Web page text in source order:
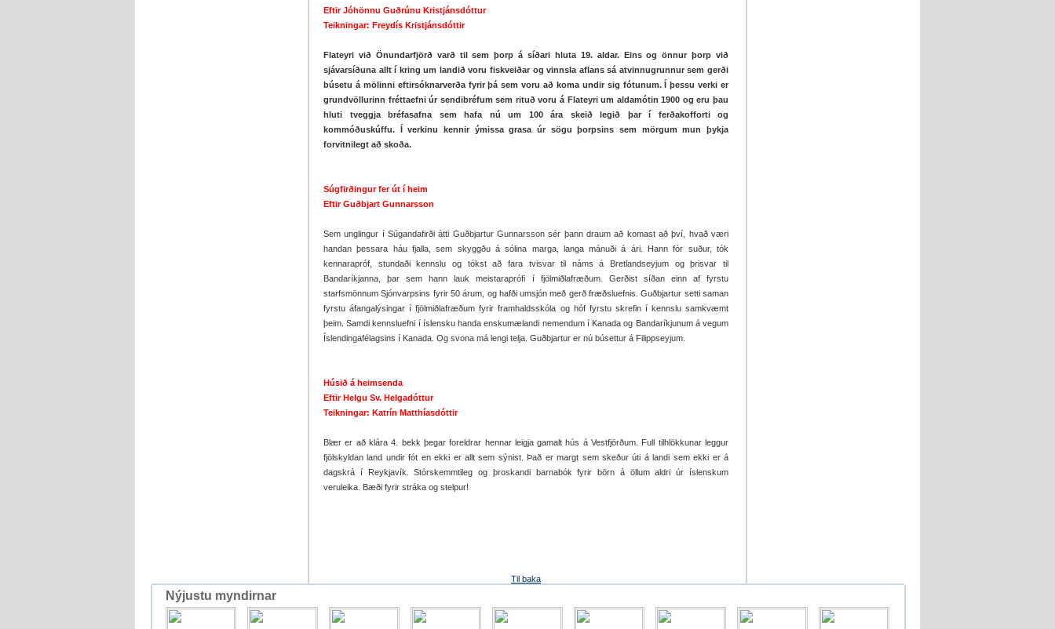
Eftir Jóhönnu Guðrúnu Kristjánsdóttur
Teikningar: Freydís Kristjánsdóttir
Flateyri við Önundarfjörð varð til sem þorp á síðari hluta 19. aldar. Eins og önnur þorp við
sjávarsíðuna allt í kring um landið voru fiskveiðar og vinnsla aflans sá atvinnugrunnur sem gerði
búsetu á mölinni eftirsóknarverða fyrir þá sem voru að koma undir sig fótunum. Í þessu verki er
grundvöllurinn fréttaefni úr sendibréfum sem rituð voru á Flateyri um aldamótin 1900 og eru þau
hluti tveggja bréfasafna sem hafa nú um 100 ára skeið legið þar í ferðakofforti og
kommóðuskúffu. Í verkinu kennir ýmissa grasa úr sögu þorpsins sem mörgum mun þykja
forvitnilegt að skoða.
Súgfirðingur fer út í heim
Eftir Guðbjart Gunnarsson
Sem unglingur í Súgandafirði átti Guðbjartur Gunnarsson sér þann draum að komast að því, hvað væri
handan þessara háu fjalla, sem skyggðu á sólina marga, langa mánuði á ári. Hann fór suður, tók
kennarapróf, stundaði kennslu og tókst að fara tvisvar til náms á Bretlandseyjum og þrisvar til
Bandaríkjanna, þar sem hann lauk meistaraprófi í fjölmiðlafræðum. Gerðist síðan einn af fyrstu
starfsmönnum Sjónvarpsins fyrir 50 árum, og hafði umsjón með gerð fræðsluefnis. Guðbjartur setti saman
fyrstu áfangalýsingar í fjölmiðlafræðum fyrir framhaldsskóla og hóf fyrstu skrefin í kennslu samkvæmt
þeim. Samdi kennsluefni í íslensku handa enskumælandi nemendum í Kanada og Bandaríkjunum á vegum
Íslendingafélagsins í Kanada. Og svona má lengi telja. Guðbjartur er nú búsettur á Filippseyjum.
Húsið á heimsenda
Eftir Helgu Sv. Helgadóttur
Teikningar: Katrín Matthíasdóttir
Blær er að klára 4. bekk þegar foreldrar hennar leigja gamalt hús á Vestfjörðum. Full tilhlökkunar leggur
fjölskyldan land undir fót en ekki er allt sem sýnist. Það er margt sem skeður úti á landi sem ekki er á
dagskrá í Reykjavík. Stórskemmtileg og þroskandi barnabók fyrir börn á öllum aldri úr íslenskum
veruleika. Bæði fyrir stráka og stelpur!
Til baka
Nýjustu myndirnar